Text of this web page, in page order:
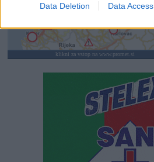
Data Deletion Data Access
klikni za vstop na www.promet.si